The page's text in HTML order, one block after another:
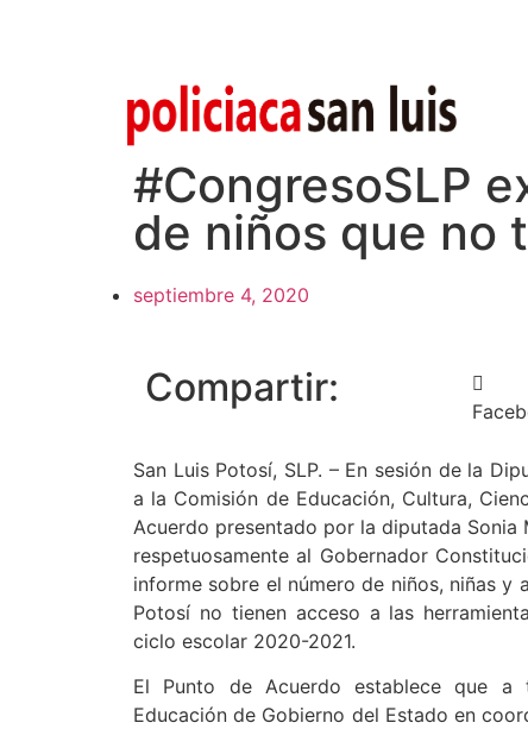
#CongresoSLP
de niños que no
septiembre 4, 2020
Compartir:
San Luis Potosí, SLP. – En sesión de la
a la Comisión de Educación, Cultura,
Acuerdo presentado por la diputada
respetuosamente al Gobernador
informe sobre el número de niños, niñas y
Potosí no tienen acceso a las
ciclo escolar 2020-2021.
El Punto de Acuerdo establece que a
Educación de Gobierno del Estado en